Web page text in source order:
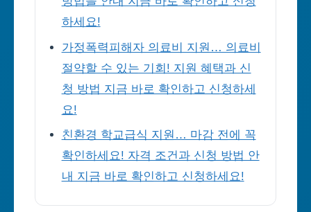
하세요!
가정폭력피해자 의료비 지원… 의료비
절약할 수 있는 기회! 지원 혜택과 신
청 방법 지금 바로 확인하고 신청하세
요!
친환경 학교급식 지원… 마감 전에 꼭
확인하세요! 자격 조건과 신청 방법 안
내 지금 바로 확인하고 신청하세요!